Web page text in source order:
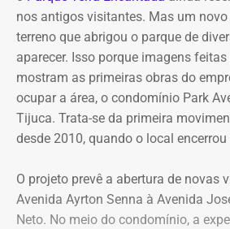
Declarações de Fernando Jordão
Reprodução/
Já em 2020, quando disputou a
de Meriti e foi derrotado, declarou
mil, formado por R$ 200 mil em
uma caminhonete Mitsubishi Triton
mil.
nos antigos visitantes. Mas um
terreno que abrigou o parque de
aparecer. Isso porque imagens
mostram as primeiras obras do
ocupar a área, o condomínio Park
Tijuca. Trata-se da primeira
desde 2010, quando o local
O projeto prevê a abertura de novas
Avenida Ayrton Senna à Avenida
Neto. No meio do condomínio, a